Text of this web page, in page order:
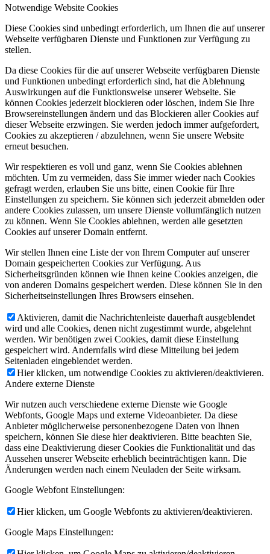
Notwendige Website Cookies
Diese Cookies sind unbedingt erforderlich, um Ihnen die auf unserer
Webseite verfügbaren Dienste und Funktionen zur Verfügung zu
stellen.
Da diese Cookies für die auf unserer Webseite verfügbaren Dienste
und Funktionen unbedingt erforderlich sind, hat die Ablehnung
Auswirkungen auf die Funktionsweise unserer Webseite. Sie
können Cookies jederzeit blockieren oder löschen, indem Sie Ihre
Browsereinstellungen ändern und das Blockieren aller Cookies auf
dieser Webseite erzwingen. Sie werden jedoch immer aufgefordert,
Cookies zu akzeptieren / abzulehnen, wenn Sie unsere Website
erneut besuchen.
Wir respektieren es voll und ganz, wenn Sie Cookies ablehnen
möchten. Um zu vermeiden, dass Sie immer wieder nach Cookies
gefragt werden, erlauben Sie uns bitte, einen Cookie für Ihre
Einstellungen zu speichern. Sie können sich jederzeit abmelden oder
andere Cookies zulassen, um unsere Dienste vollumfänglich nutzen
zu können. Wenn Sie Cookies ablehnen, werden alle gesetzten
Cookies auf unserer Domain entfernt.
Wir stellen Ihnen eine Liste der von Ihrem Computer auf unserer
Domain gespeicherten Cookies zur Verfügung. Aus
Sicherheitsgründen können wie Ihnen keine Cookies anzeigen, die
von anderen Domains gespeichert werden. Diese können Sie in den
Sicherheitseinstellungen Ihres Browsers einsehen.
Aktivieren, damit die Nachrichtenleiste dauerhaft ausgeblendet
wird und alle Cookies, denen nicht zugestimmt wurde, abgelehnt
werden. Wir benötigen zwei Cookies, damit diese Einstellung
gespeichert wird. Andernfalls wird diese Mitteilung bei jedem
Seitenladen eingeblendet werden.
Hier klicken, um notwendige Cookies zu aktivieren/deaktivieren.
Andere externe Dienste
Wir nutzen auch verschiedene externe Dienste wie Google
Webfonts, Google Maps und externe Videoanbieter. Da diese
Anbieter möglicherweise personenbezogene Daten von Ihnen
speichern, können Sie diese hier deaktivieren. Bitte beachten Sie,
dass eine Deaktivierung dieser Cookies die Funktionalität und das
Aussehen unserer Webseite erheblich beeinträchtigen kann. Die
Änderungen werden nach einem Neuladen der Seite wirksam.
Google Webfont Einstellungen:
Hier klicken, um Google Webfonts zu aktivieren/deaktivieren.
Google Maps Einstellungen: